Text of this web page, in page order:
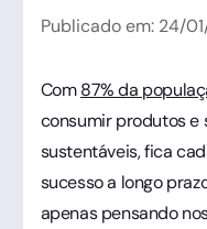
Publicado em: 24/01
Com87% da
consumir produtos e
sustentáveis, fica
sucesso a longo
apenas pensando